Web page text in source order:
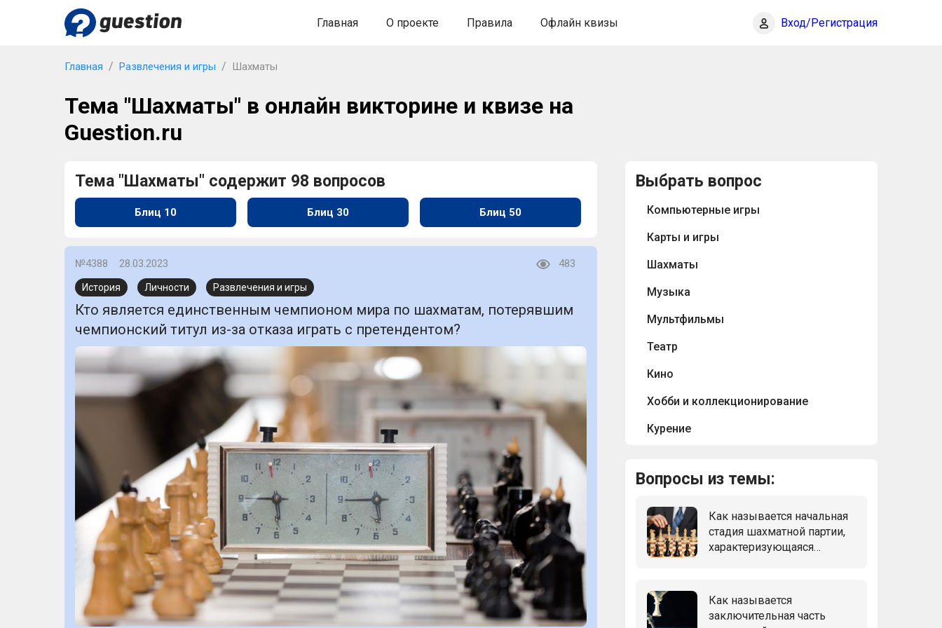
Главная О проекте Правила Офлайн квизы Вход/Регистрация
Главная Развлечения и игры Шахматы
Тема "Шахматы" в онлайн викторине и квизе на
Guestion.ru
Тема "Шахматы" содержит 98 вопросов
Блиц 10 Блиц 30 Блиц 50
№4388 28.03.2023 483
История Личности Развлечения и игры
Кто является единственным чемпионом мира по шахматам, потерявшим
чемпионский титул из-за отказа играть с претендентом?
Выбрать вопрос
Компьютерные игры
Карты и игры
Шахматы
Музыка
Мультфильмы
Театр
Кино
Хобби и коллекционирование
Курение
Вопросы из темы:
Как называется начальная
стадия шахматной партии,
характеризующаяся
Как называется
заключительная часть